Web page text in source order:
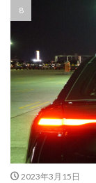
2023年3月15日